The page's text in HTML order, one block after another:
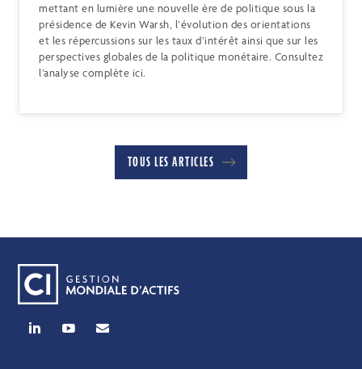
mettant en lumière une nouvelle ère de politique sous la
présidence de Kevin Warsh, l’évolution des orientations
et les répercussions sur les taux d’intérêt ainsi que sur les
perspectives globales de la politique monétaire. Consultez
l’analyse complète ici.
TOUS LES ARTICLES